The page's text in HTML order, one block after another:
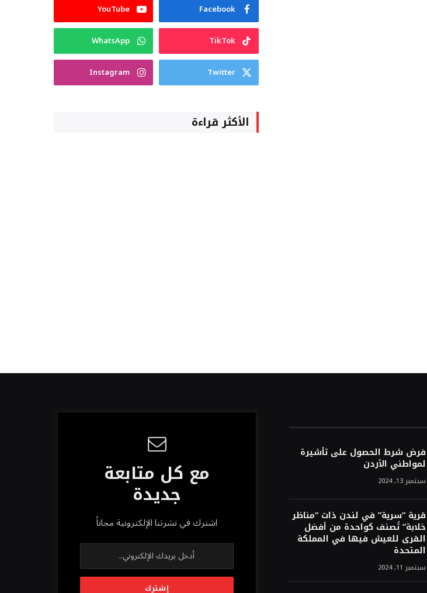
Facebook
YouTube
TikTok
WhatsApp
Twitter
Instagram
الأكثر قراءة
فرض شرط الحصول على تأشيرة
لمواطني الأردن
سبتمبر 13, 2024
قرية “سرية” في لندن ذات “مناظر
خلابة” تُصنف كواحدة من أفضل
القرى للعيش فيها في المملكة
المتحدة
سبتمبر 11, 2024
مع كل متابعة
جديدة
اشترك في نشرتنا الإلكترونية مجاناً